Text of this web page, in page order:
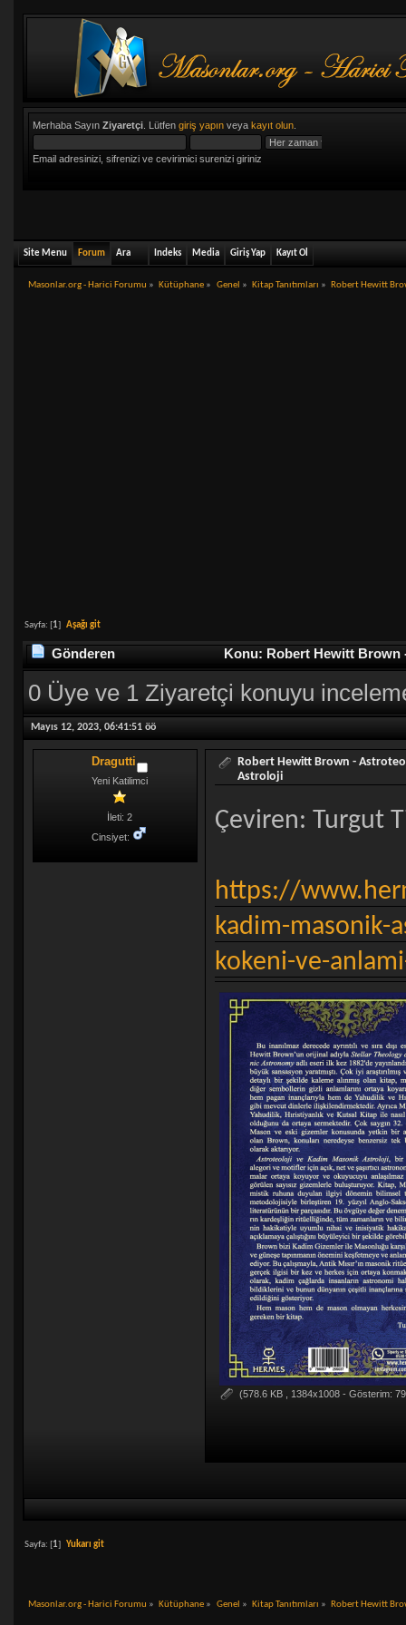
Merhaba Sayın Ziyaretçi. Lütfen giriş yapınveya kayıt olun.
Email adresinizi, sifrenizi ve cevirimici surenizi giriniz
Site Menu Forum Ara Indeks Media Giriş Yap Kayıt Ol
Masonlar.org - Harici Forumu » Kütüphane » Genel » Kitap Tanıtımları » Robert Hewitt
Sayfa: [1] Aşağı git
Gönderen Konu: Robert Hewitt Brown
0 Üye ve 1 Ziyaretçi konuyu
Mayıs 12, 2023, 06:41:51 öö
Dragutti
Yeni Katilimci
İleti: 2
Cinsiyet:
Robert Hewitt Brown -
Astroloji
Çeviren: Turgut
https://
kadim-masonik-
kokeni-ve-
(578.6 KB , 1384x1008 - Gösterim:
Sayfa: [1] Yukarı git
Masonlar.org - Harici Forumu » Kütüphane » Genel » Kitap Tanıtımları » Robert Hewitt